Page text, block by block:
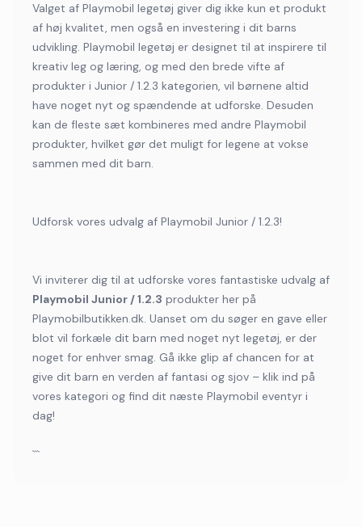
Valget af Playmobil legetøj giver dig ikke kun et produkt
af høj kvalitet, men også en investering i dit barns
udvikling. Playmobil legetøj er designet til at inspirere til
kreativ leg og læring, og med den brede vifte af
produkter i Junior / 1.2.3 kategorien, vil børnene altid
have noget nyt og spændende at udforske. Desuden
kan de fleste sæt kombineres med andre Playmobil
produkter, hvilket gør det muligt for legene at vokse
sammen med dit barn.
Udforsk vores udvalg af Playmobil Junior / 1.2.3!
Vi inviterer dig til at udforske vores fantastiske udvalg af
Playmobil Junior / 1.2.3 produkter her på
Playmobilbutikken.dk. Uanset om du søger en gave eller
blot vil forkæle dit barn med noget nyt legetøj, er der
noget for enhver smag. Gå ikke glip af chancen for at
give dit barn en verden af fantasi og sjov – klik ind på
vores kategori og find dit næste Playmobil eventyr i
dag!
```